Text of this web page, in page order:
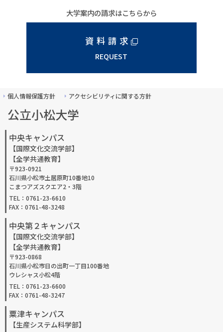
大学案内の請求はこちらから
資料請求
REQUEST
個人情報保護方針 アクセシビリティに関する方針
公立小松大学
中央キャンパス
【国際文化交流学部】
【全学共通教育】
〒923-0921
石川県小松市土居原町10番地10
こまつアズスクエア2・3階
TEL：0761-23-6610
FAX：0761-48-3248
中央第２キャンパス
【国際文化交流学部】
【全学共通教育】
〒923-0868
石川県小松市日の出町一丁目100番地
ウレシャス小松4階
TEL：0761-23-6600
FAX：0761-48-3247
粟津キャンパス
【生産システム科学部】